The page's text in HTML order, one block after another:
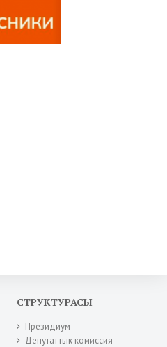
СТРУКТУРАСЫ
Президиум
Депутаттык комиссия